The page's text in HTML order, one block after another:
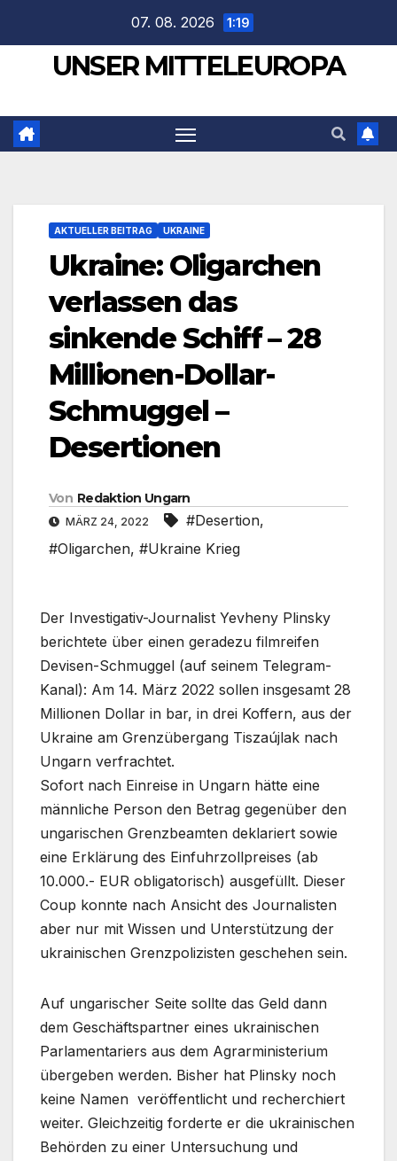
springen
07. 08. 2026 1:19
UNSER MITTELEUROPA
AKTUELLER BEITRAG UKRAINE
Ukraine: Oligarchen
verlassen das
sinkende Schiff – 28
Millionen-Dollar-
Schmuggel –
Desertionen
Von Redaktion Ungarn
MÄRZ 24, 2022 #Desertion,
#Oligarchen, #Ukraine Krieg
Der Investigativ-Journalist Yevheny Plinsky
berichtete über einen geradezu filmreifen
Devisen-Schmuggel (auf seinem Telegram-
Kanal): Am 14. März 2022 sollen insgesamt 28
Millionen Dollar in bar, in drei Koffern, aus der
Ukraine am Grenzübergang Tiszaújlak nach
Ungarn verfrachtet.
Sofort nach Einreise in Ungarn hätte eine
männliche Person den Betrag gegenüber den
ungarischen Grenzbeamten deklariert sowie
eine Erklärung des Einfuhrzollpreises (ab
10.000.- EUR obligatorisch) ausgefüllt. Dieser
Coup konnte nach Ansicht des Journalisten
aber nur mit Wissen und Unterstützung der
ukrainischen Grenzpolizisten geschehen sein.
Auf ungarischer Seite sollte das Geld dann
dem Geschäftspartner eines ukrainischen
Parlamentariers aus dem Agrarministerium
übergeben werden. Bisher hat Plinsky noch
keine Namen veröffentlicht und recherchiert
weiter. Gleichzeitig forderte er die ukrainischen
Behörden zu einer Untersuchung und